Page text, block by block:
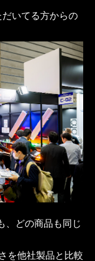
いてる方からの
、どの商品も同じ
を他社製品と比較